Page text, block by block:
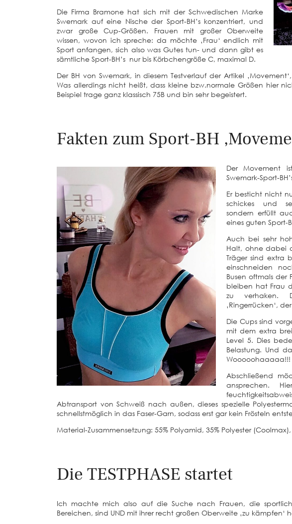
Die Firma Bramone hat sich mit der Schwedischen Marke
Swemark auf eine Nische der Sport-BH’s konzentriert, und
zwar große Cup-Größen. Frauen mit großer Oberweite
wissen, wovon ich spreche: da möchte ‚Frau‘ endlich mit
Sport anfangen, sich also was Gutes tun- und dann gibt es
sämtliche Sport-BH’s nur bis Körbchengröße C, maximal D.
Der BH von Swemark, in diesem Testverlauf der Artikel
Was allerdings nicht heißt, dass kleine bzw.normale Größen hier
Beispiel trage ganz klassisch 75B und bin sehr begeistert.
Fakten zum Sport-BH
Der Movement
Swemark-Sport-
Er besticht nicht
schickes und
sondern erfüllt
eines guten Sport-
Auch bei sehr
Halt, ohne dabei
Träger sind extra
einschneiden
Busen oftmals
bleiben hat Frau
zu verhaken.
‚Ringerrücken‘,
Die Cups sind
mit dem extra
Level 5. Dies
Belastung. Und
Wooooohaaaaa!!!
Abschließend
ansprechen.
Abtransport von Schweiß nach außen, dieses spezielle
schnellstmöglich in das Faser-Garn, sodass erst gar kein Frösteln
Material-Zusammensetzung: 55% Polyamid, 35% Polyester
Die TESTPHASE startet
Ich machte mich also auf die Suche nach Frauen, die
Bereichen, sind UND mit ihrer recht großen Oberweite ‚zu kämpfen‘